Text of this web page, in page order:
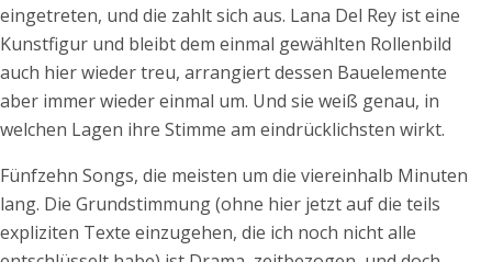
eingetreten, und die zahlt sich aus. Lana Del Rey ist eine
Kunstfigur und bleibt dem einmal gewählten Rollenbild
auch hier wieder treu, arrangiert dessen Bauelemente
aber immer wieder einmal um. Und sie weiß genau, in
welchen Lagen ihre Stimme am eindrücklichsten wirkt.
Fünfzehn Songs, die meisten um die viereinhalb Minuten
lang. Die Grundstimmung (ohne hier jetzt auf die teils
expliziten Texte einzugehen, die ich noch nicht alle